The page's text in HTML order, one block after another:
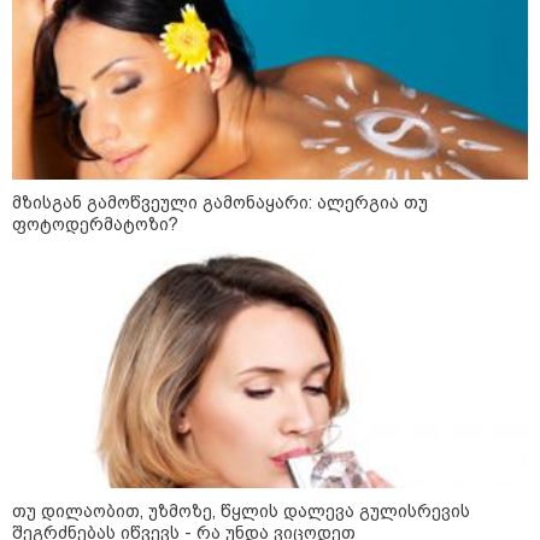
10:58 / 06-08-2026
"დადგება დრო და თქვენი დღევანდელი
"პოსტაობა" საკუთარ თავთან
შეგარცხვენთ... თქვენი შეცდომა არის
მზისგან გამოწვეული გამონაყარი: ალერგია თუ
ფოტოდერმატოზი?
თუ დილაობით, უზმოზე, წყლის დალევა გულისრევის
შეგრძნებას იწვევს - რა უნდა ვიცოდეთ